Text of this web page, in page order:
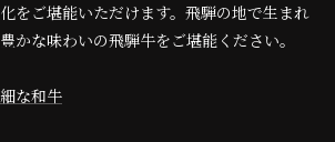
をご堪能いただけます。飛騨の地で生まれ
かな味わいの飛騨牛をご堪能ください。
な和牛